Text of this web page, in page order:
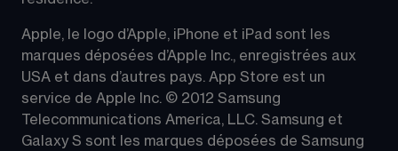
Apple, le logo d’Apple, iPhone et iPad sont les
marques déposées d’Apple Inc., enregistrées aux
USA et dans d’autres pays. App Store est un
service de Apple Inc. © 2012 Samsung
Telecommunications America, LLC. Samsung et
Galaxy S sont les marques déposées de Samsung